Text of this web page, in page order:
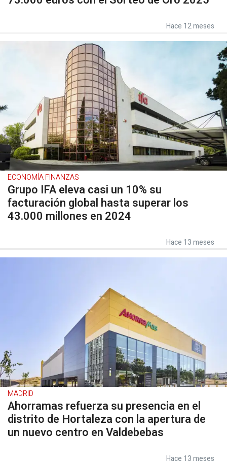
Hace 12 meses
ECONOMÍA FINANZAS
Grupo IFA eleva casi un 10% su
facturación global hasta superar los
43.000 millones en 2024
Hace 13 meses
MADRID
Ahorramas refuerza su presencia en el
distrito de Hortaleza con la apertura de
un nuevo centro en Valdebebas
Hace 13 meses